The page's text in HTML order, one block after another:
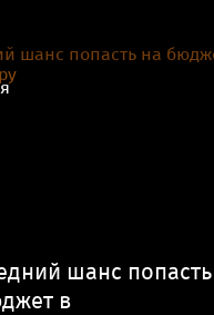
шанс попасть
в